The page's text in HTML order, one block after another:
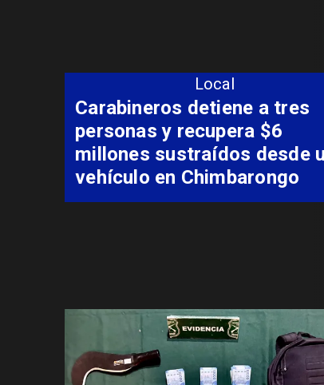
Local
Más de 130 profesionales de
salud del Maule se capacitan
en innovación para la
neurorrehabilitación